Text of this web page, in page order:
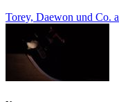
Torey, Daewon und Co.